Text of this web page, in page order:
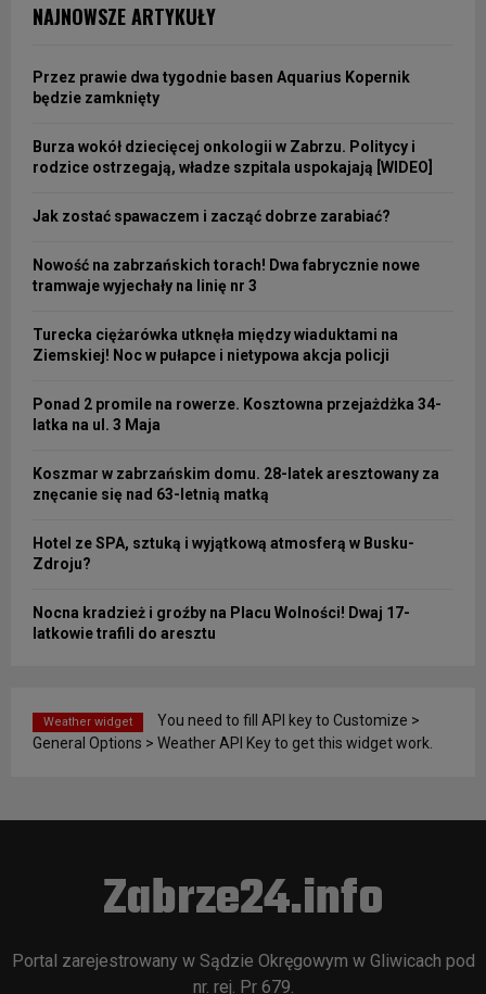
NAJNOWSZE ARTYKUŁY
Przez prawie dwa tygodnie basen Aquarius Kopernik
będzie zamknięty
Burza wokół dziecięcej onkologii w Zabrzu. Politycy i
rodzice ostrzegają, władze szpitala uspokajają [WIDEO]
Jak zostać spawaczem i zacząć dobrze zarabiać?
Nowość na zabrzańskich torach! Dwa fabrycznie nowe
tramwaje wyjechały na linię nr 3
Turecka ciężarówka utknęła między wiaduktami na
Ziemskiej! Noc w pułapce i nietypowa akcja policji
Ponad 2 promile na rowerze. Kosztowna przejażdżka 34-
latka na ul. 3 Maja
Koszmar w zabrzańskim domu. 28-latek aresztowany za
znęcanie się nad 63-letnią matką
Hotel ze SPA, sztuką i wyjątkową atmosferą w Busku-
Zdroju?
Nocna kradzież i groźby na Placu Wolności! Dwaj 17-
latkowie trafili do aresztu
Weather widget
You need to fill API key to Customize >
General Options > Weather API Key to get this widget work.
Zabrze24.info
Portal zarejestrowany w Sądzie Okręgowym w Gliwicach pod
nr. rej. Pr 679.